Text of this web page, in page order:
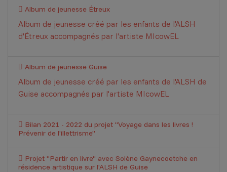
Album de jeunesse Étreux
Album de jeunesse créé par les enfants de l'ALSH
d'Étreux accompagnés par l'artiste MIcowEL
Album de jeunesse Guise
Album de jeunesse créé par les enfants de l'ALSH de
Guise accompagnés par l'artiste MIcowEL
Bilan 2021 - 2022 du projet "Voyage dans les livres !
Prévenir de l'illettrisme"
Projet "Partir en livre" avec Solène Gaynecoetche en
résidence artistique sur l'ALSH de Guise